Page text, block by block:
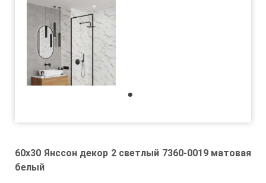
60x30 Янссон декор 2 светлый 7360-0019 матовая
белый